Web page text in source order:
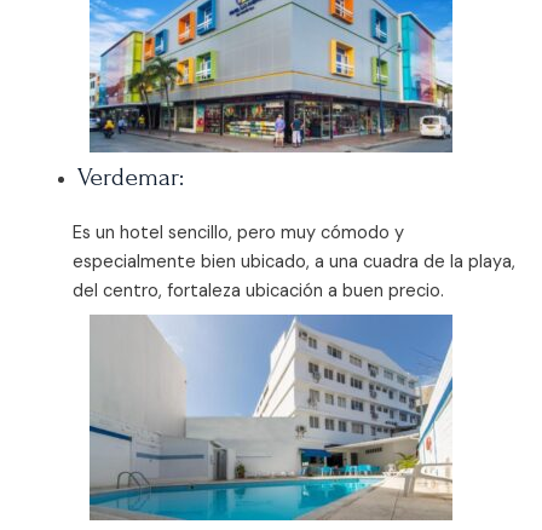
Verdemar:
Es un hotel sencillo, pero muy cómodo y
especialmente bien ubicado, a una cuadra de la playa,
del centro, fortaleza ubicación a buen precio.